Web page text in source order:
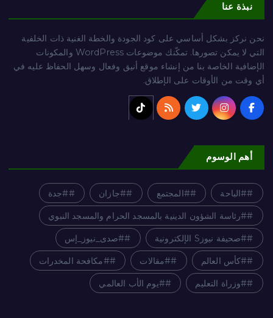
نبذة عنا
نحن نركز بشكل أساسي على كود الجودة والخطة الغنية ذات الخلفية
التي لا يمكن تصورها. تمكّنك موضوعات WordPress والمكونات
الإضافية الخاصة بنا من إنشاء موقع أنيق وفعال وسهل الحفاظ عليه في
أي وقت من الأوقات على الإطلاق.
أهم الوسوم
#الباحة #المجتمع #جازان #جدة
#رئاسة الشؤون الدينية بالمسجد الحرام والمسجد النبوي
#صحيفة نيوزS الإلكترونية #صدى_نيوز_إس
#كأس العالم #مقالات #مكافحة المخدرات
#وزراة التعليم #يوم الأب العالمي